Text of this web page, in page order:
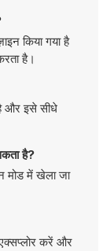
किया गया है
है।
और इसे सीधे
है?
मोड में खेला जा
करें और